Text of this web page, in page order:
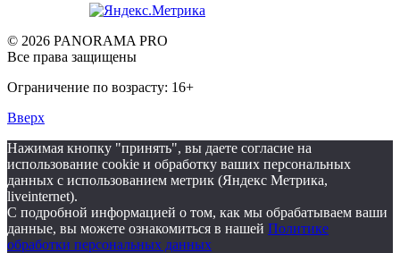
© 2026 PANORAMA PRO
Все права защищены
Ограничение по возрасту: 16+
Вверх
Нажимая кнопку "принять", вы даете согласие на
использование cookie и обработку ваших персональных
данных с использованием метрик (Яндекс Метрика,
liveinternet).
С подробной информацией о том, как мы обрабатываем ваши
данные, вы можете ознакомиться в нашей Политике
обработки персональных данных